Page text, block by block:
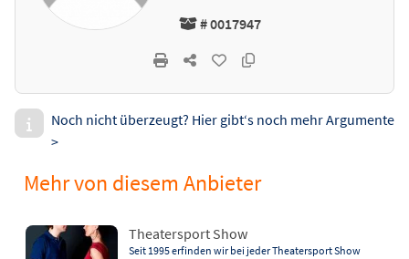
# 0017947
Noch nicht überzeugt? Hier gibt‘s noch mehr Argumente
>
Mehr von diesem Anbieter
Theatersport Show
Seit 1995 erfinden wir bei jeder Theatersport Show